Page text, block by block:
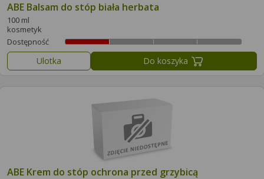
ABE Balsam do stóp biała herbata
100 ml
kosmetyk
Dostępność
Ulotka Do koszyka
ABE Krem do stóp ochrona przed grzybicą